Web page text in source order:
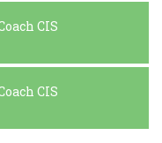
CIS
CIS